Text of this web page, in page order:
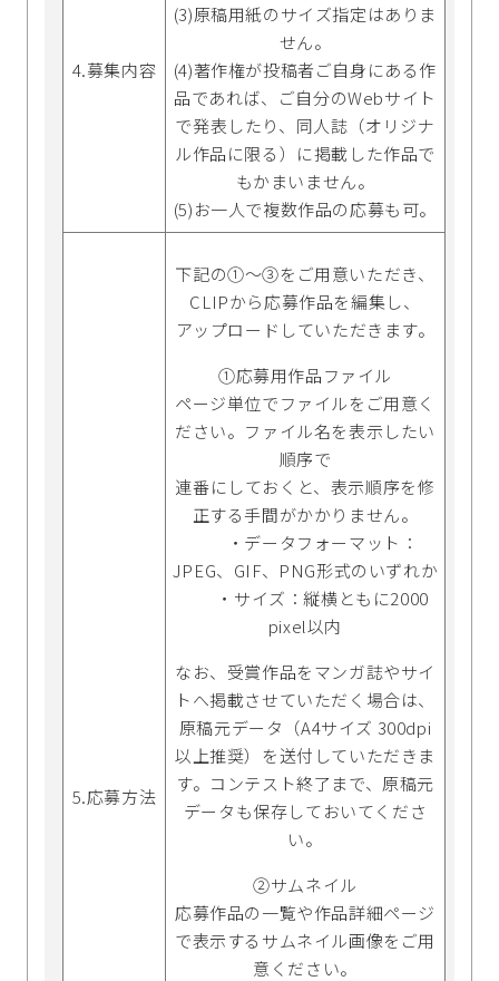
4.募集内容
(3)原稿用紙のサイズ指定はありま
せん。
(4)著作権が投稿者ご自身にある作
品であれば、ご自分のWebサイト
で発表したり、同人誌（オリジナ
ル作品に限る）に掲載した作品で
もかまいません。
(5)お一人で複数作品の応募も可。
5.応募方法
下記の①～③をご用意いただき、
CLIPから応募作品を編集し、
アップロードしていただきます。
①応募用作品ファイル
ページ単位でファイルをご用意く
ださい。ファイル名を表示したい
順序で
連番にしておくと、表示順序を修
正する手間がかかりません。
・データフォーマット：
JPEG、GIF、PNG形式のいずれか
・サイズ：縦横ともに2000
pixel以内
なお、受賞作品をマンガ誌やサイ
トへ掲載させていただく場合は、
原稿元データ（A4サイズ 300dpi
以上推奨）を送付していただきま
す。コンテスト終了まで、原稿元
データも保存しておいてくださ
い。
②サムネイル
応募作品の一覧や作品詳細ページ
で表示するサムネイル画像をご用
意ください。